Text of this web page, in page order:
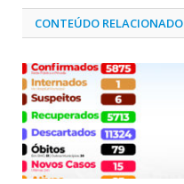
CONTEÚDO RELACIONADO